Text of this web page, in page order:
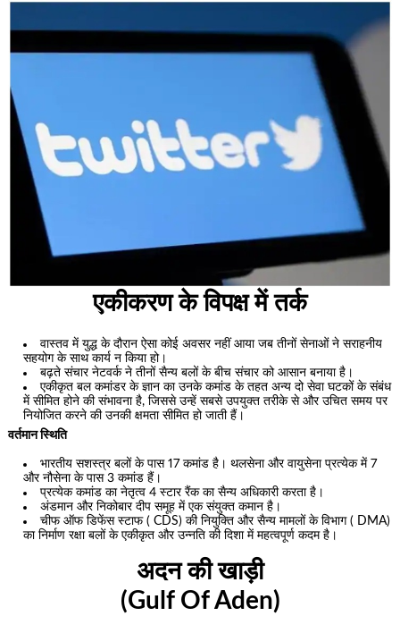
एकीकरण के विपक्ष में तर्क
वास्तव में युद्ध के दौरान ऐसा कोई अवसर नहीं आया जब तीनों सेनाओं ने सराहनीय
सहयोग के साथ कार्य न किया हो।
बढ़ते संचार नेटवर्क ने तीनों सैन्य बलों के बीच संचार को आसान बनाया है।
एकीकृत बल कमांडर के ज्ञान का उनके कमांड के तहत अन्य दो सेवा घटकों के संबंध
में सीमित होने की संभावना है, जिससे उन्हें सबसे उपयुक्त तरीके से और उचित समय पर
नियोजित करने की उनकी क्षमता सीमित हो जाती हैं।
वर्तमान स्थिति
भारतीय सशस्त्र बलों के पास 17 कमांड है। थलसेना और वायुसेना प्रत्येक में 7
और नौसेना के पास 3 कमांड हैं।
प्रत्येक कमांड का नेतृत्व 4 स्टार रैंक का सैन्य अधिकारी करता है।
अंडमान और निकोबार दीप समूह में एक संयुक्त कमान है।
चीफ ऑफ डिफेंस स्टाफ ( CDS) की नियुक्ति और सैन्य मामलों के विभाग ( DMA)
का निर्माण रक्षा बलों के एकीकृत और उन्नति की दिशा में महत्वपूर्ण कदम है।
अदन की खाड़ी
(Gulf Of Aden)